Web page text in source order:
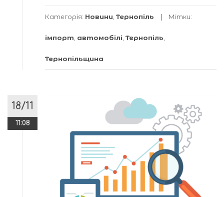
Категорія: Новини Тернопіль Мітки:
імпорт автомобілі Тернопіль
Тернопільщина
18/11
11:08